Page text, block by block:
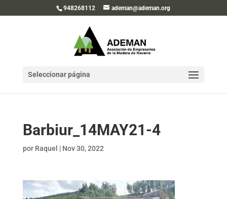
948268112 ademan@ademan.org
Seleccionar página
Barbiur_14MAY21-4
por Raquel | Nov 30, 2022